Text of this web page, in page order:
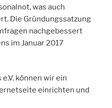
was auch
Die Gründungssatzung
nachgebessert
im Januar 2017
können wir ein
einrichten und